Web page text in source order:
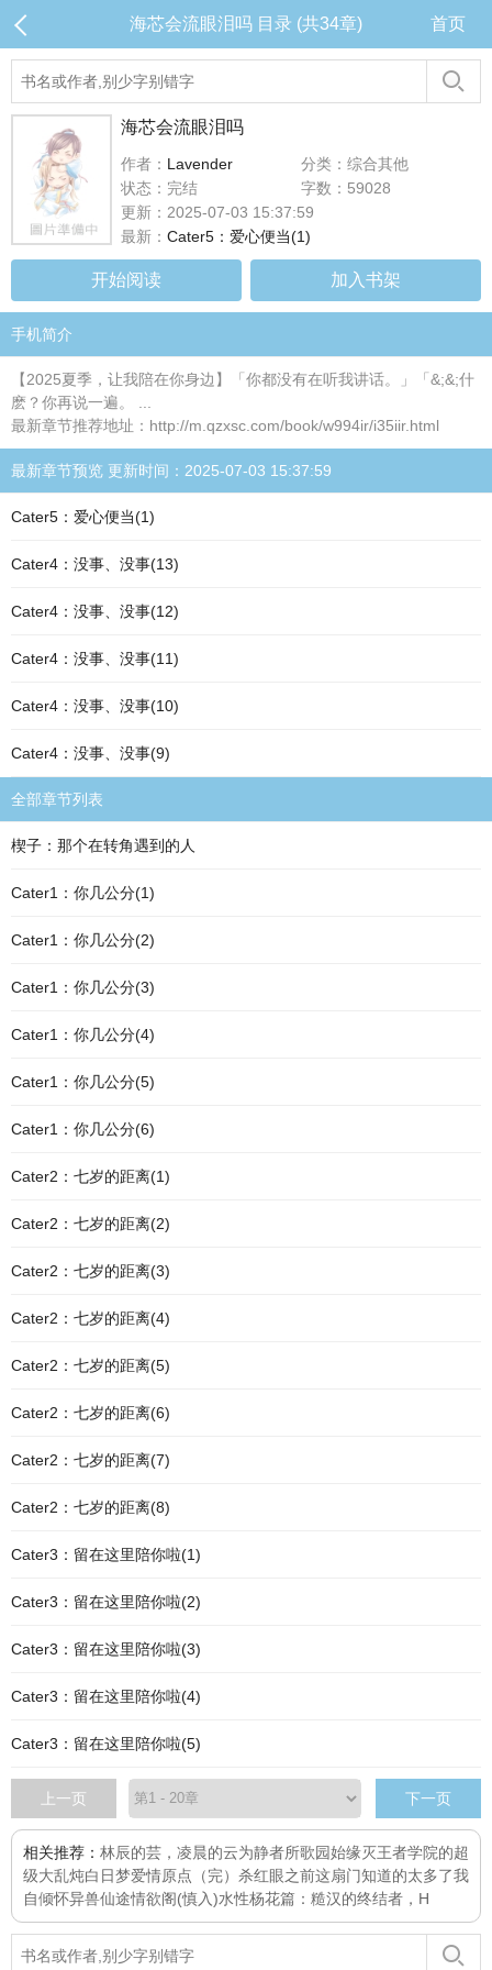
海芯会流眼泪吗 目录 (共34章) 首页
海芯会流眼泪吗
作者： Lavender
分类：综合其他
状态：完结
字数：59028
更新：2025-07-03 15:37:59
最新： Cater5：爱心便当(1)
开始阅读 加入书架
手机简介
【2025夏季，让我陪在你身边】「你都没有在听我讲话。」「&;&;什
麽？你再说一遍。 ...
最新章节推荐地址：http://m.qzxsc.com/book/w994ir/i35iir.html
最新章节预览 更新时间：2025-07-03 15:37:59
Cater5：爱心便当(1)
Cater4：没事、没事(13)
Cater4：没事、没事(12)
Cater4：没事、没事(11)
Cater4：没事、没事(10)
Cater4：没事、没事(9)
全部章节列表
楔子：那个在转角遇到的人
Cater1：你几公分(1)
Cater1：你几公分(2)
Cater1：你几公分(3)
Cater1：你几公分(4)
Cater1：你几公分(5)
Cater1：你几公分(6)
Cater2：七岁的距离(1)
Cater2：七岁的距离(2)
Cater2：七岁的距离(3)
Cater2：七岁的距离(4)
Cater2：七岁的距离(5)
Cater2：七岁的距离(6)
Cater2：七岁的距离(7)
Cater2：七岁的距离(8)
Cater3：留在这里陪你啦(1)
Cater3：留在这里陪你啦(2)
Cater3：留在这里陪你啦(3)
Cater3：留在这里陪你啦(4)
Cater3：留在这里陪你啦(5)
上一页 下一页
相关推荐： 林辰的芸，凌晨的云为静者所歌园始缘灭王者学院的超
级大乱炖白日梦爱情原点（完） 杀红眼之前这扇门知道的太多了我
自倾怀异兽仙途情欲阁(慎入)水性杨花篇：糙汉的终结者，H